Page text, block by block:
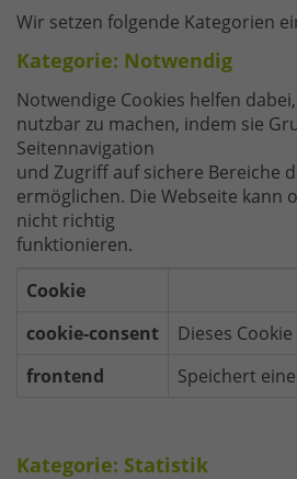
Wir setzen folgende Kategorien
Kategorie: Notwendig
Notwendige Cookies helfen
nutzbar zu machen, indem sie
Seitennavigation
und Zugriff auf sichere Bereiche
ermöglichen. Die Webseite kann
nicht richtig
funktionieren.
Cookie
cookie-consent
Dieses
frontend
Speichert
Kategorie: Statistik